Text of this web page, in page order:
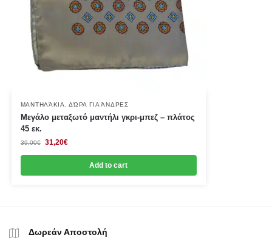
ΜΑΝΤΗΛΆΚΙΑ ,ΔΏΡΑ ΓΙΑ ΆΝΔΡΕΣ
Μεγάλο μεταξωτό μαντήλι γκρι-μπεζ – πλάτος
45 εκ.
39,00€ 31,20€
Add to cart
Δωρεάν Αποστολή